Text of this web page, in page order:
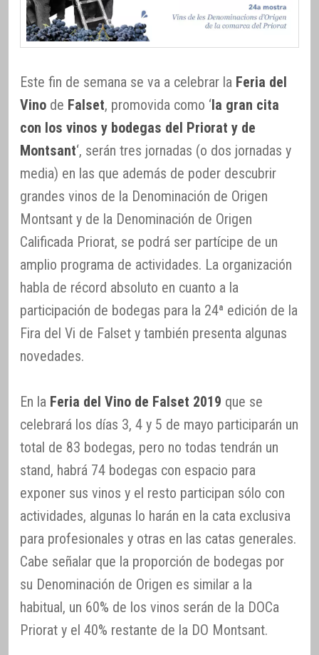
Este fin de semana se va a celebrar la Feria del
Vino de Falset, promovida como ‘ la gran cita
con los vinos y bodegas del Priorat y de
Montsant‘, serán tres jornadas (o dos jornadas y
media) en las que además de poder descubrir
grandes vinos de la Denominación de Origen
Montsant y de la Denominación de Origen
Calificada Priorat, se podrá ser partícipe de un
amplio programa de actividades. La organización
habla de récord absoluto en cuanto a la
participación de bodegas para la 24ª edición de la
Fira del Vi de Falset y también presenta algunas
novedades.
En la Feria del Vino de Falset 2019 que se
celebrará los días 3, 4 y 5 de mayo participarán un
total de 83 bodegas, pero no todas tendrán un
stand, habrá 74 bodegas con espacio para
exponer sus vinos y el resto participan sólo con
actividades, algunas lo harán en la cata exclusiva
para profesionales y otras en las catas generales.
Cabe señalar que la proporción de bodegas por
su Denominación de Origen es similar a la
habitual, un 60% de los vinos serán de la DOCa
Priorat y el 40% restante de la DO Montsant.